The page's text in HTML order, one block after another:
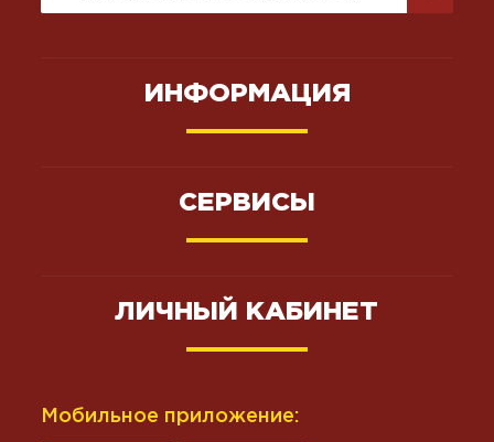
ИНФОРМАЦИЯ
СЕРВИСЫ
ЛИЧНЫЙ КАБИНЕТ
Мобильное приложение: